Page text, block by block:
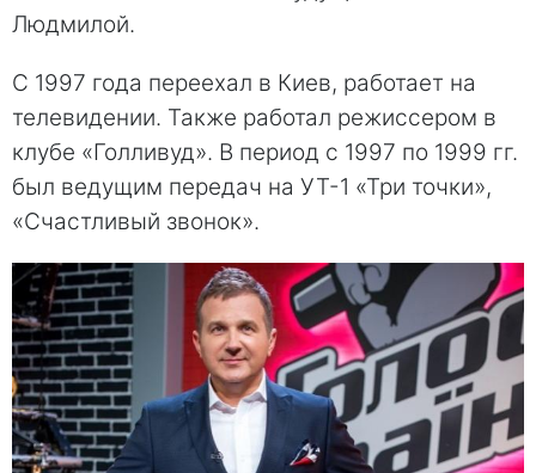
Людмилой.
С 1997 года переехал в Киев, работает на
телевидении. Также работал режиссером в
клубе «Голливуд». В период с 1997 по 1999 гг.
был ведущим передач на УТ-1 «Три точки»,
«Счастливый звонок».